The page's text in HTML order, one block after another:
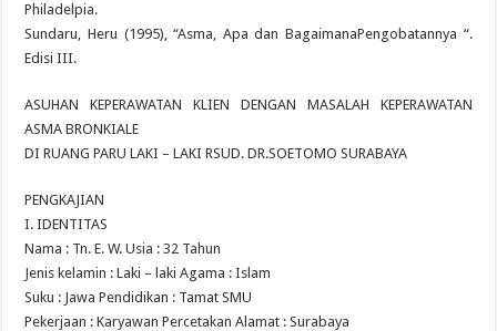
Philadelpia.
Sundaru, Heru (1995), “Asma, Apa dan BagaimanaPengobatannya “.
Edisi III.
ASUHAN KEPERAWATAN KLIEN DENGAN MASALAH KEPERAWATAN
ASMA BRONKIALE
DI RUANG PARU LAKI – LAKI RSUD. DR.SOETOMO SURABAYA
PENGKAJIAN
I. IDENTITAS
Nama : Tn. E. W. Usia : 32 Tahun
Jenis kelamin : Laki – laki Agama : Islam
Suku : Jawa Pendidikan : Tamat SMU
Pekerjaan : Karyawan Percetakan Alamat : Surabaya